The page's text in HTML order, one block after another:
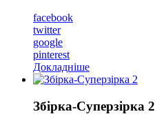
facebook
twitter
google
pinterest
Докладніше
Збiрка-Суперзiрка 2